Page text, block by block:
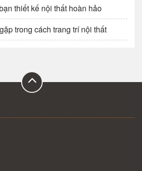
thiết kế nội thất hoàn hảo
trong cách trang trí nội thất